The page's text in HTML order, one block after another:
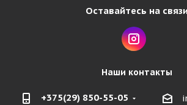
Оставайтесь на
Наши контакты
+375(29) 850-55-05